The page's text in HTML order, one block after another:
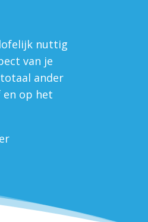
nuttig
van je
ander
op het